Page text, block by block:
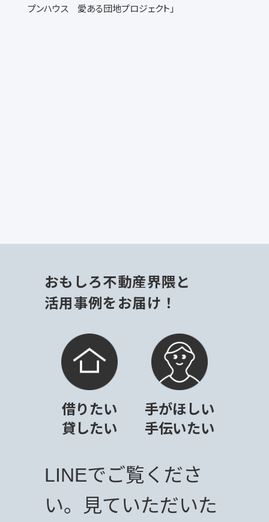
プンハウス 愛ある団地プロジェクト」
おもしろ不動産界隈と
活用事例をお届け！
借りたい
貸したい
手がほしい
手伝いたい
LINEでご覧くださ
い。見ていただいた